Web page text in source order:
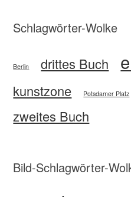
Schlagwörter-Wolke
Berlin drittes Buch
kunstzone Potsdamer Platz
zweites Buch
Bild-Schlagwörter-